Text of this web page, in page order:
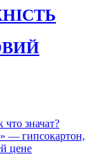
значат?
— гипсокартон,
цене